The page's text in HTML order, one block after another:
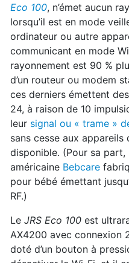
Eco 100, n’émet aucun
lorsqu’il est en mode
ordinateur ou autre
communicant en mode
rayonnement est 90 %
d’un routeur ou modem
ces derniers émettent
24, à raison de 10
leur signal ou « trame »
sans cesse aux appareils
disponible. (Pour sa part,
américaine Bebcare
pour bébé émettant
RF.)
Le JRS Eco 100 est
AX4200 avec connexion
doté d’un bouton à